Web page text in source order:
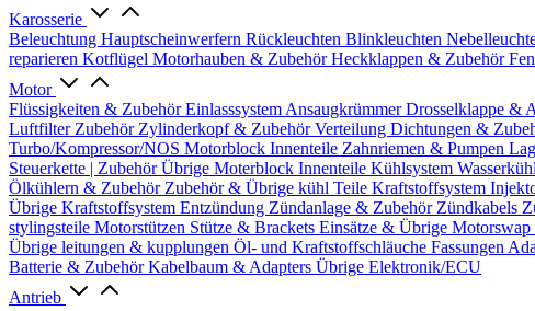
Karosserie
Beleuchtung Hauptscheinwerfern Rückleuchten Blinkleuchten
reparieren Kotflügel Motorhauben & ZubehörHeckklappen & Zubehör
Motor
Flüssigkeiten & ZubehörEinlasssystem AnsaugkrümmerDrosselklappe &
Luftfilter Zubehör Zylinderkopf & ZubehörVerteilung Dichtungen &
Turbo/Kompressor/NOS Motorblock Innenteile Zahnriemen & Pumpen
Steuerkette | ZubehörÜbrige Moterblock Innenteile Kühlsystem
Ölkühlern & Zubehör Zubehör & Übrige kühl Teile Kraftstoffsystem
Übrige Kraftstoffsystem Entzündung Zündanlage & Zubehör Zündkabels
stylingsteile Motorstützen Stütze & Brackets Einsätze & Übrige Motorswap
Übrige leitungen & kupplungen Öl- und Kraftstoffschläuche Fassungen
Batterie & ZubehörKabelbaum & Adapters Übrige Elektronik/ECU
Antrieb